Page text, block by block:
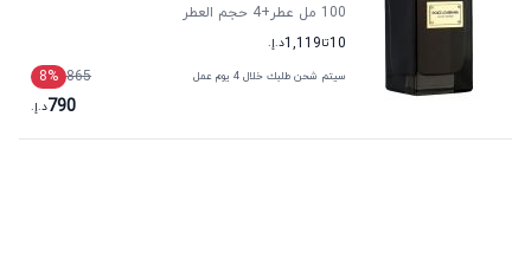
100 مل عطر
+4
حجم العطر
10تا1,119د.إ.
سيتم شحن طلبك خلال 4 يوم عمل 865
8%
790د.إ.